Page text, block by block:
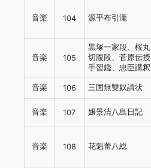
音楽 104 源平布引瀧
音楽 105
黒塚一家段、桜丸
切腹段、菅原伝授
手習鑑、忠臣講釈
音楽 106 三国無雙奴請状
音楽 107 嬢景清八島日記
音楽 108 花魁蕾八総